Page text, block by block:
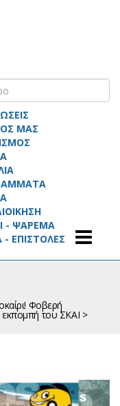
ΜΑΣ
- ΨΑΡΕΜΑ
ΕΠΙΣΤΟΛΕΣ
Φοβερή
του ΣΚΑΙ >